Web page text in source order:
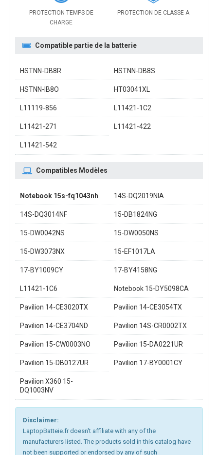
PROTECTION TEMPS DE
CHARGE
PROTECTION DE CLASSE A
Compatible partie de la batterie
HSTNN-DB8R HSTNN-DB8S
HSTNN-IB8O HT03041XL
L11119-856 L11421-1C2
L11421-271 L11421-422
L11421-542
Compatibles Modèles
Notebook 15s-fq1043nh 14S-DQ2019NIA
14S-DQ3014NF 15-DB1824NG
15-DW0042NS 15-DW0050NS
15-DW3073NX 15-EF1017LA
17-BY1009CY 17-BY4158NG
L11421-1C6 Notebook 15-DY5098CA
Pavilion 14-CE3020TX Pavilion 14-CE3054TX
Pavilion 14-CE3704ND Pavilion 14S-CR0002TX
Pavilion 15-CW0003NO Pavilion 15-DA0221UR
Pavilion 15-DB0127UR Pavilion 17-BY0001CY
Pavilion X360 15-
DQ1003NV
Disclaimer:
LaptopBatteie.fr doesn't affiliate with any of the
manufacturers listed. The products sold in this catalog have
not been supported or endorsed by any of such